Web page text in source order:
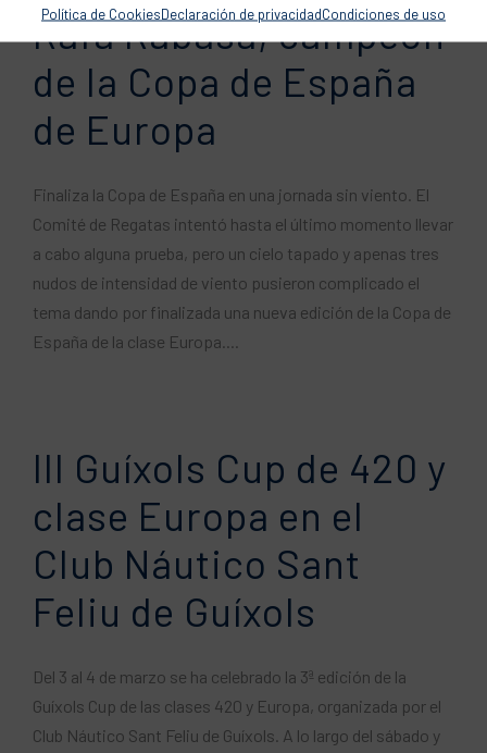
Política de CookiesDeclaración de privacidadCondiciones de uso
Rafa Rabasa, campeón
de la Copa de España
de Europa
Finaliza la Copa de España en una jornada sin viento. El
Comité de Regatas intentó hasta el último momento llevar
a cabo alguna prueba, pero un cielo tapado y apenas tres
nudos de intensidad de viento pusieron complicado el
tema dando por finalizada una nueva edición de la Copa de
España de la clase Europa....
III Guíxols Cup de 420 y
clase Europa en el
Club Náutico Sant
Feliu de Guíxols
Del 3 al 4 de marzo se ha celebrado la 3ª edición de la
Guíxols Cup de las clases 420 y Europa, organizada por el
Club Náutico Sant Feliu de Guíxols. A lo largo del sábado y